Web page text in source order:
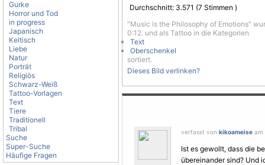
Gurke
Horror und Tod
in progress
Japanisch
Keltisch
Liebe
Natur
Porträt
Religiös
Schwarz-Weiß
Tattoo-Vorlagen
Text
Tiere
Traditionell
Tribal
Suche
Super-Suche
Häufige Fragen
Durchschnitt: 3.571 (7 Stimmen )
"Music is the Philosophy of Emotions"
0:12. und als Tattoo in die Kategorien
Text
Oberschenkel
sortiert.
Dieses Bild verlinken?
verfasst von kikoameise am
Ist es gewollt, dass die
übereinander sind? Und